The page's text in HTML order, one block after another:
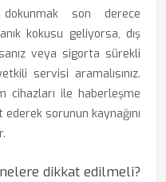
son derece
kokusu geliyorsa, dış
veya sigorta sürekli
servisi aramalısınız.
cihazları ile haberleşme
sorunun kaynağını
dikkat edilmeli?